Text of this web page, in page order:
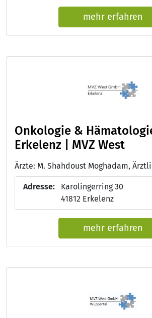
mehr erfahren
Onkologie &
Erkelenz | MVZ West
Adresse:
Karolingerring 30
41812 Erkelenz
mehr erfahren